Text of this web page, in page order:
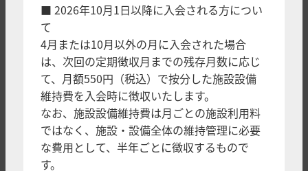
■ 2026年10月1日以降に入会される方につい
て
4月または10月以外の月に入会された場合
は、次回の定期徴収月までの残存月数に応じ
て、月額550円（税込）で按分した施設設備
維持費を入会時に徴収いたします。
なお、施設設備維持費は月ごとの施設利用料
ではなく、施設・設備全体の維持管理に必要
な費用として、半年ごとに徴収するもので
す。